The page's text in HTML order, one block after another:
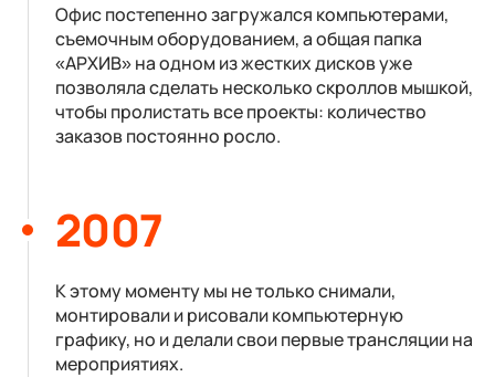
Офис постепенно загружался компьютерами,
съемочным оборудованием, а общая папка
«АРХИВ» на одном из жестких дисков уже
позволяла сделать несколько скроллов мышкой,
чтобы пролистать все проекты: количество
заказов постоянно росло.
2007
К этому моменту мы не только снимали,
монтировали и рисовали компьютерную
графику, но и делали свои первые трансляции на
мероприятиях.